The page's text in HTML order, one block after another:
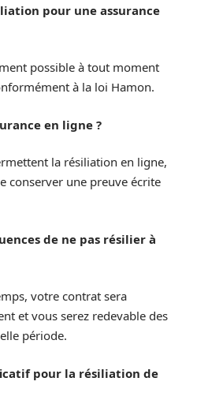
pour une assurance
possible à tout moment
à la loi Hamon.
en ligne ?
la résiliation en ligne,
conserver une preuve écrite
de ne pas résilier à
votre contrat sera
et vous serez redevable des
période.
pour la résiliation de